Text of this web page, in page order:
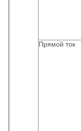
Прямой ток